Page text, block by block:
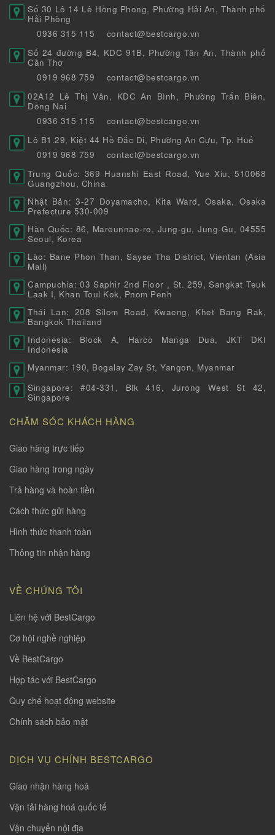
Số 30 Lô 14 Lê Hồng Phong, Phường Hải An, Thành phố
Hải Phòng
0936 315 115
contact@bestcargo.vn
Số 24 đường B4, KDC 91B, Phường Tân An, Thành phố
Cần Thơ
0919 968 759
contact@bestcargo.vn
02A12 Lê Thị Vân, KDC An Bình, Phường Trấn Biên,
Đồng Nai
0936 315 115
contact@bestcargo.vn
Lô B1.29, Kiệt 44 Hồ Đắc Di, Phường An Cựu, Tp. Huế
0919 968 759
contact@bestcargo.vn
Trung Quốc: 369 Huanshi East Road, Yue Xiu, 510068
Guangzhou, China
Nhật Bản: 3-27 Doyamacho, Kita Ward, Osaka, Osaka
Prefecture 530-009
Hàn Quốc: 86, Mareunnae-ro, Jung-gu, Jung-Gu, 04555
Seoul, Korea
Lào: Bane Phon Than, Sayse Tha District, Vientan (Asia
Mall)
Campuchia: 03 Saphir 2nd Floor , St. 259, Sangkat Teuk
Laak I, Khan Toul Kok, Pnom Penh
Thái Lan: 208 Silom Road, Kwaeng, Khet Bang Rak,
Bangkok Thailand
Indonesia: Block A, Harco Manga Dua, JKT DKI
Indonesia
Myanmar: 190, Bogalay Zay St, Yangon, Myanmar
Singapore: #04-331, Blk 416, Jurong West St 42,
Singapore
CHĂM SÓC KHÁCH HÀNG
Giao hàng trực tiếp
Giao hàng trong ngày
Trả hàng và hoàn tiền
Cách thức gửi hàng
Hình thức thanh toàn
Thông tin nhận hàng
VỀ CHÚNG TÔI
Liên hệ với BestCargo
Cơ hội nghề nghiệp
Về BestCargo
Hợp tác với BestCargo
Quy chế hoạt động website
Chính sách bảo mật
DỊCH VỤ CHÍNH BESTCARGO
Giao nhận hàng hoá
Vận tải hàng hoá quốc tế
Vận chuyển nội địa